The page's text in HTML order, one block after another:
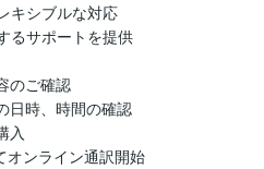
キシブルな対応
るサポートを提供
のご確認
日時、時間の確認
入
オンライン通訳開始